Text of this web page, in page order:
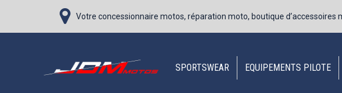
Votre concessionnaire motos, réparation moto, boutique d’accessoires
SPORTSWEAR EQUIPEMENTS PILOTE